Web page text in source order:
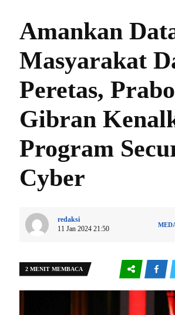
Amankan
Masyarakat
Peretas,
Gibran
Program
Cyber
redaksi
11 Jan 2024 21:50
2 MENIT MEMBACA